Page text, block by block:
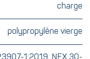
charge
polypropylène vierge
1:2019, NFX 30-